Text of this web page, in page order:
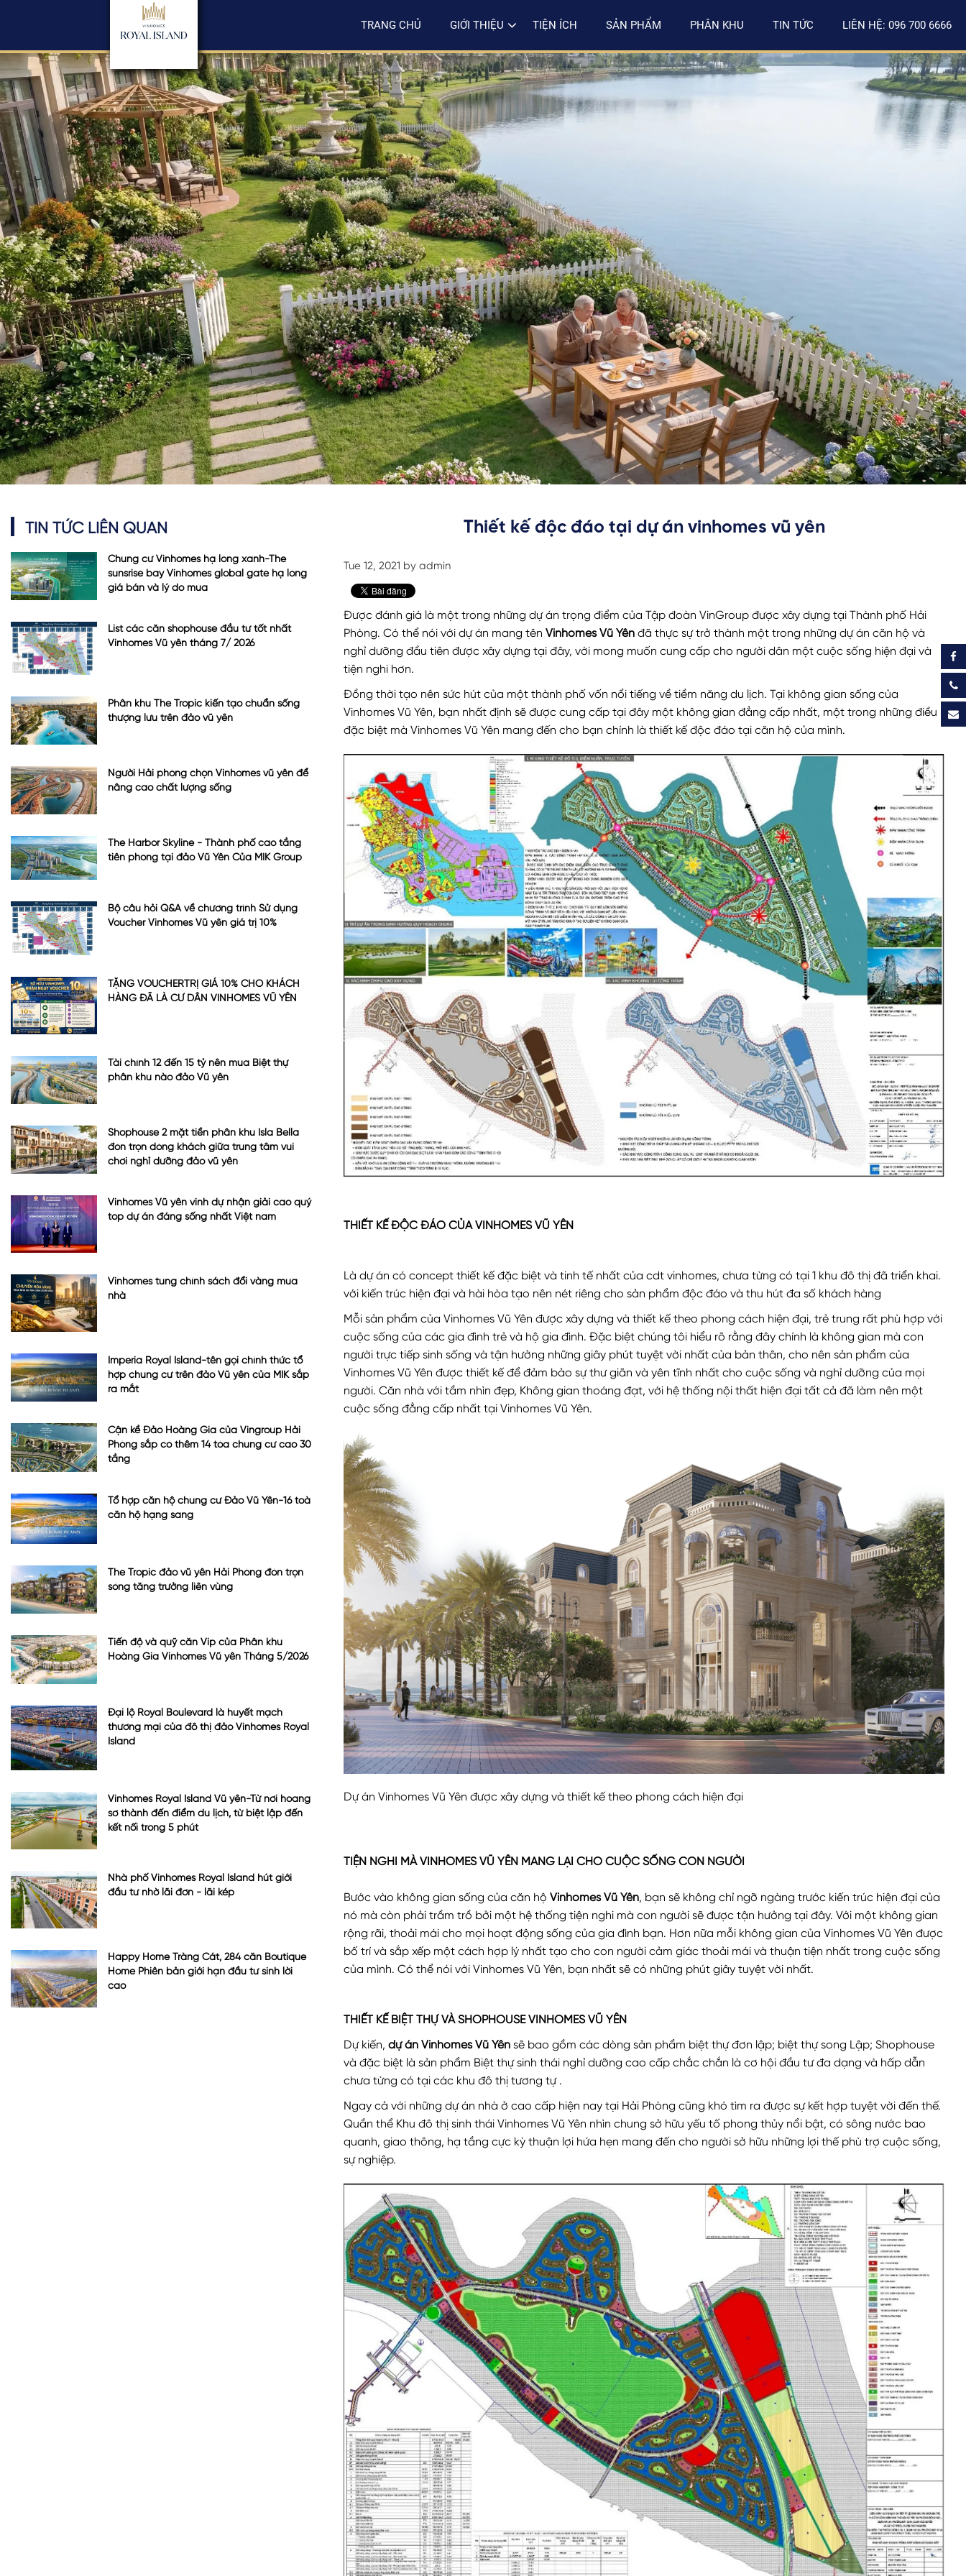
TRANG CHỦ GIỚI THIỆU TIỆN ÍCH SẢN PHẨM PHÂN KHU TIN TỨC LIÊN HỆ: 096 700 6666
Thiết kế độc đáo tại dự án vinhomes vũ yên
Tue 12, 2021 by admin
Được đánh giá là một trong những dự án trọng điểm của Tập đoàn VinGroup được xây dựng tại Thành phố Hải
Phòng. Có thể nói với dự án mang tên Vinhomes Vũ Yên đã thực sự trở thành một trong những dự án căn hộ và
nghỉ dưỡng đầu tiên được xây dựng tại đây, với mong muốn cung cấp cho người dân một cuộc sống hiện đại và
tiện nghi hơn.
Đồng thời tạo nên sức hút của một thành phố vốn nổi tiếng về tiềm năng du lịch. Tại không gian sống của
Vinhomes Vũ Yên, bạn nhất định sẽ được cung cấp tại đây một không gian đẳng cấp nhất, một trong những điều
đặc biệt mà Vinhomes Vũ Yên mang đến cho bạn chính là thiết kế độc đáo tại căn hộ của mình.
THIẾT KẾ ĐỘC ĐÁO CỦA VINHOMES VŨ YÊN
Là dự án có concept thiết kế đặc biệt và tinh tế nhất của cdt vinhomes, chưa từng có tại 1 khu đô thị đã triển khai.
với kiến trúc hiện đại và hài hòa tạo nên nét riêng cho sản phẩm độc đáo và thu hút đa số khách hàng
Mỗi sản phẩm của Vinhomes Vũ Yên được xây dựng và thiết kế theo phong cách hiện đại, trẻ trung rất phù hợp với
cuộc sống của các gia đình trẻ và hộ gia đình. Đặc biệt chúng tôi hiểu rõ rằng đây chính là không gian mà con
người trực tiếp sinh sống và tận hưởng những giây phút tuyệt vời nhất của bản thân, cho nên sản phẩm của
Vinhomes Vũ Yên được thiết kế để đảm bảo sự thư giãn và yên tĩnh nhất cho cuộc sống và nghỉ dưỡng của mọi
người. Căn nhà với tầm nhìn đẹp, Không gian thoáng đạt, với hệ thống nội thất hiện đại tất cả đã làm nên một
cuộc sống đẳng cấp nhất tại Vinhomes Vũ Yên.
Dự án Vinhomes Vũ Yên được xây dựng và thiết kế theo phong cách hiện đại
TIỆN NGHI MÀ VINHOMES VŨ YÊN MANG LẠI CHO CUỘC SỐNG CON NGƯỜI
Bước vào không gian sống của căn hộ Vinhomes Vũ Yên, bạn sẽ không chỉ ngỡ ngàng trước kiến trúc hiện đại của
nó mà còn phải trầm trồ bởi một hệ thống tiện nghi mà con người sẽ được tận hưởng tại đây. Với một không gian
rộng rãi, thoải mái cho mọi hoạt động sống của gia đình bạn. Hơn nữa mỗi không gian của Vinhomes Vũ Yên được
bố trí và sắp xếp một cách hợp lý nhất tạo cho con người cảm giác thoải mái và thuận tiện nhất trong cuộc sống
của mình. Có thể nói với Vinhomes Vũ Yên, bạn nhất sẽ có những phút giây tuyệt vời nhất.
THIẾT KẾ BIỆT THỰ VÀ SHOPHOUSE VINHOMES VŨ YÊN
Dự kiến, dự án Vinhomes Vũ Yên sẽ bao gồm các dòng sản phẩm biệt thự đơn lập; biệt thự song Lập; Shophouse
và đặc biệt là sản phẩm Biệt thự sinh thái nghỉ dưỡng cao cấp chắc chắn là cơ hội đầu tư đa dạng và hấp dẫn
chưa từng có tại các khu đô thị tương tự .
Ngay cả với những dự án nhà ở cao cấp hiện nay tại Hải Phòng cũng khó tìm ra được sự kết hợp tuyệt vời đến thế.
Quần thể Khu đô thị sinh thái Vinhomes Vũ Yên nhìn chung sở hữu yếu tố phong thủy nổi bật, có sông nước bao
quanh, giao thông, hạ tầng cực kỳ thuận lợi hứa hẹn mang đến cho người sở hữu những lợi thế phù trợ cuộc sống,
sự nghiệp.
TIN TỨC LIÊN QUAN
Chung cư Vinhomes hạ long xanh-The
sunsrise bay Vinhomes global gate hạ long
giá bán và lý do mua
List các căn shophouse đầu tư tốt nhất
Vinhomes Vũ yên tháng 7/ 2026
Phân khu The Tropic kiến tạo chuẩn sống
thượng lưu trên đảo vũ yên
Người Hải phòng chọn Vinhomes vũ yên để
nâng cao chất lượng sống
The Harbor Skyline - Thành phố cao tầng
tiên phong tại đảo Vũ Yên Của MIK Group
Bộ câu hỏi Q&A về chương trình Sử dụng
Voucher Vinhomes Vũ yên giá trị 10%
TẶNG VOUCHERTRỊ GIÁ 10% CHO KHÁCH
HÀNG ĐÃ LÀ CƯ DÂN VINHOMES VŨ YÊN
Tài chính 12 đến 15 tỷ nên mua Biệt thự
phân khu nào đảo Vũ yên
Shophouse 2 mặt tiền phân khu Isla Bella
đón trọn dòng khách giữa trung tâm vui
chơi nghỉ dưỡng đảo vũ yên
Vinhomes Vũ yên vinh dự nhận giải cao quý
top dự án đáng sống nhất Việt nam
Vinhomes tung chính sách đổi vàng mua
nhà
Imperia Royal Island-tên gọi chính thức tổ
hợp chung cư trên đảo Vũ yên của MIK sắp
ra mắt
Cận kề Đảo Hoàng Gia của Vingroup Hải
Phòng sắp có thêm 14 tòa chung cư cao 30
tầng
Tổ hợp căn hộ chung cư Đảo Vũ Yên-16 toà
căn hộ hạng sang
The Tropic đảo vũ yên Hải Phòng đón trọn
sóng tăng trưởng liên vùng
Tiến độ và quỹ căn Vip của Phân khu
Hoàng Gia Vinhomes Vũ yên Tháng 5/2026
Đại lộ Royal Boulevard là huyết mạch
thương mại của đô thị đảo Vinhomes Royal
Island
Vinhomes Royal Island Vũ yên-Từ nơi hoang
sơ thành đến điểm du lịch, từ biệt lập đến
kết nối trong 5 phút
Nhà phố Vinhomes Royal Island hút giới
đầu tư nhờ lãi đơn - lãi kép
Happy Home Tràng Cát, 284 căn Boutique
Home Phiên bản giới hạn đầu tư sinh lời
cao